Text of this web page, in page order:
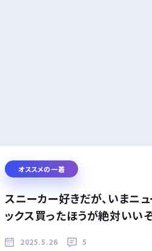
オススメの一着
スニーカー好きだが、いまニ
ックス買ったほうが絶対いい
2025.5.26 5